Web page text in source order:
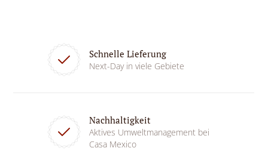
Schnelle Lieferung
Next-Day in viele Gebiete
Nachhaltigkeit
Aktives Umweltmanagement bei
Casa Mexico